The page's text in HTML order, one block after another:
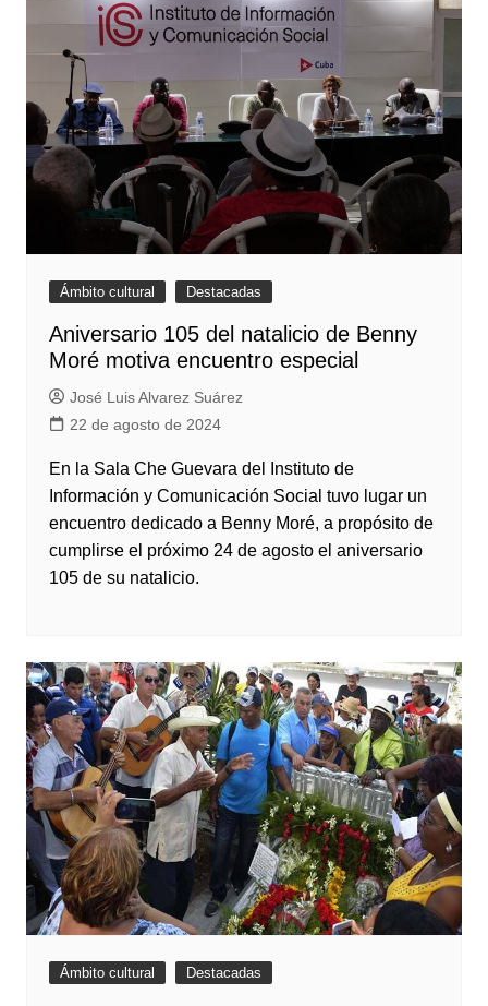
Ámbito cultural Destacadas
Aniversario 105 del natalicio de Benny
Moré motiva encuentro especial
José Luis Alvarez Suárez
22 de agosto de 2024
En la Sala Che Guevara del Instituto de
Información y Comunicación Social tuvo lugar un
encuentro dedicado a Benny Moré, a propósito de
cumplirse el próximo 24 de agosto el aniversario
105 de su natalicio.
Ámbito cultural Destacadas